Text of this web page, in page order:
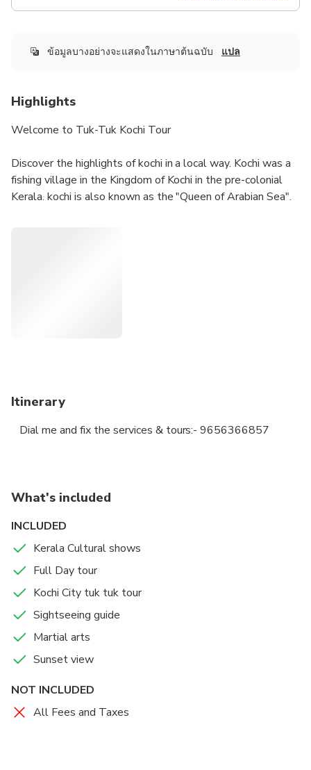
ข้อมูลบางอย่างจะแสดงในภาษาต้นฉบับ แปล
Highlights
Welcome to Tuk-Tuk Kochi Tour
Discover the highlights of kochi in a local way. Kochi was a
fishing village in the Kingdom of Kochi in the pre-colonial
Kerala. kochi is also known as the "Queen of Arabian Sea".
Itinerary
Dial me and fix the services & tours:- 9656366857
What's included
INCLUDED
Kerala Cultural shows
Full Day tour
Kochi City tuk tuk tour
Sightseeing guide
Martial arts
Sunset view
NOT INCLUDED
All Fees and Taxes